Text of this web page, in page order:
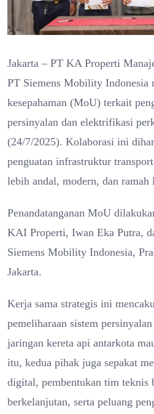
Jakarta – PT KA Properti
PT Siemens Mobility Indonesia
kesepahaman (MoU) terkait
persinyalan dan elektrifikasi
(24/7/2025). Kolaborasi ini
penguatan infrastruktur
lebih andal, modern, dan ramah
Penandatanganan MoU
KAI Properti, Iwan Eka Putra,
Siemens Mobility Indonesia,
Jakarta.
Kerja sama strategis ini
pemeliharaan sistem
jaringan kereta api antarkota
itu, kedua pihak juga sepakat
digital, pembentukan tim teknis
berkelanjutan, serta peluang